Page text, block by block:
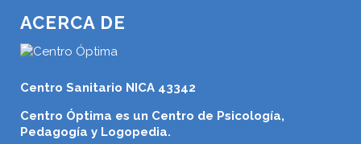
ACERCA DE
Centro Sanitario NICA 43342
Centro Óptima es un Centro de Psicología,
Pedagogía y Logopedia.